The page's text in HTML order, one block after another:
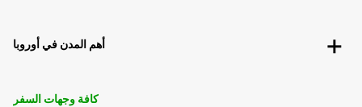
أهم المدن في أوروبا
كافة وجهات السفر